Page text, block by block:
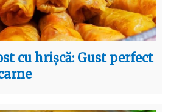
cu hrișcă: Gust perfect